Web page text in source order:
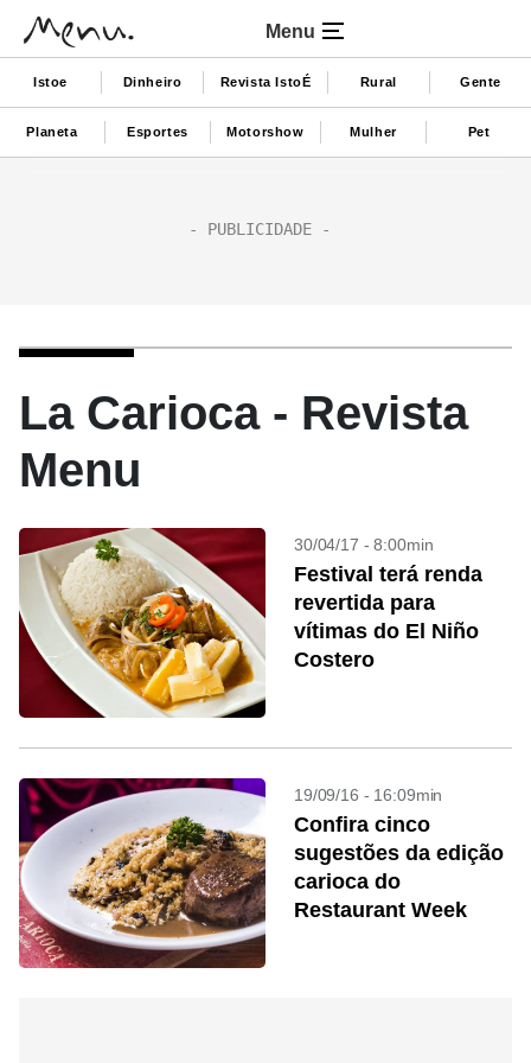
Menu
Istoe Dinheiro Revista IstoÉ Rural Gente
Planeta Esportes Motorshow Mulher Pet
La Carioca - Revista
Menu
30/04/17 - 8:00min
Festival terá renda
revertida para
vítimas do El Niño
Costero
19/09/16 - 16:09min
Confira cinco
sugestões da edição
carioca do
Restaurant Week